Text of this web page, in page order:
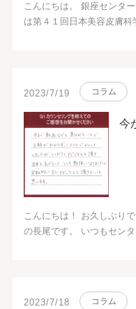
こんにちは。 銀座センタ
は第４１回日本美容皮膚
2023/7/19 コラム
今
こんにちは！ お久しぶり
の長尾です。 いつもセン
2023/7/18 コラム